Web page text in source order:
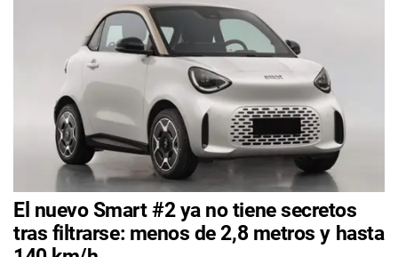
El nuevo Smart #2 ya no tiene secretos
tras filtrarse: menos de 2,8 metros y hasta